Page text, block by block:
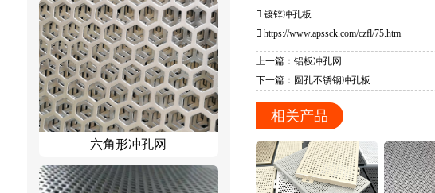
六角形冲孔网
镀锌冲孔板
https://www.apssck.com/czfl/75.htm
上一篇：铝板冲孔网
下一篇：圆孔不锈钢冲孔板
相关产品